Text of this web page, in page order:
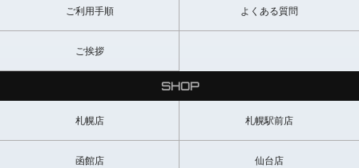
初めてで緊張してたけど優しくリードしてくれいっぱいサービスし
てくれました。すごく嬉しかったです。(K様)
可愛くて気も遣ってくれて、とても気持ち良くリラックスして一緒
に過ごすことができました。ウチの息子がなかなか気まぐれでした
が、丁寧にお世話してくれたおかげで近年稀にみる元気さを取り戻
しましたw。ありがとうございました。
けいじ君にもっと癒されたいです。また会いに行きます。(T様)
ご利用手順 よくある質問
ご挨拶
SHOP
札幌店 札幌駅前店
函館店 仙台店